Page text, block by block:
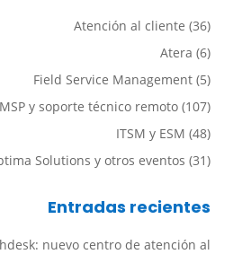
Atención al cliente (36)
Atera (6)
Field Service Management (5)
y soporte técnico remoto (107)
ITSM y ESM (48)
Solutions y otros eventos (31)
Entradas recientes
nuevo centro de atención al